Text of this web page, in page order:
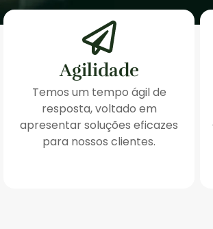
Agilidade
Temos um tempo ágil de
resposta, voltado em
apresentar soluções eficazes
para nossos clientes.